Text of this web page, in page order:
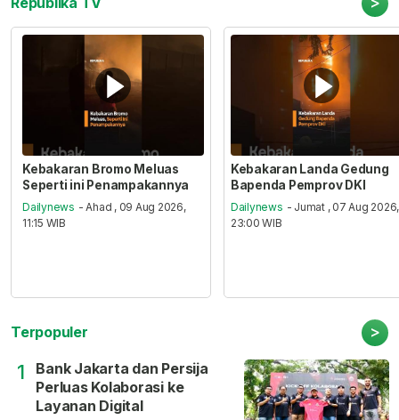
Kebakaran Bromo Meluas
Seperti ini Penampakannya
Dailynews - Ahad , 09 Aug 2026,
11:15 WIB
Kebakaran Landa Gedung
Bapenda Pemprov DKI
Dailynews - Jumat , 07 Aug 2026,
23:00 WIB
Terpopuler >
1
Bank Jakarta dan Persija
Perluas Kolaborasi ke
Layanan Digital